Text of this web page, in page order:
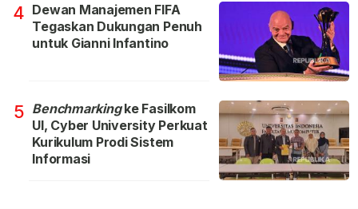
4 Dewan Manajemen FIFA
Tegaskan Dukungan Penuh
untuk Gianni Infantino
5 Benchmarkingke Fasilkom
UI, Cyber University Perkuat
Kurikulum Prodi Sistem
Informasi